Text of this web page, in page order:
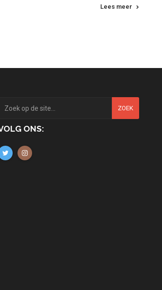
Lees meer
ZOEK
ONS: